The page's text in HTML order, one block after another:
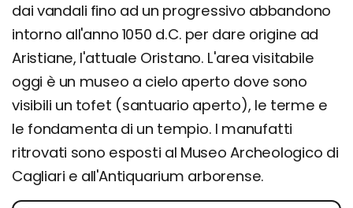
dai vandali fino ad un progressivo abbandono
intorno all'anno 1050 d.C. per dare origine ad
Aristiane, l'attuale Oristano. L'area visitabile
oggi è un museo a cielo aperto dove sono
visibili un tofet (santuario aperto), le terme e
le fondamenta di un tempio. I manufatti
ritrovati sono esposti al Museo Archeologico di
Cagliari e all'Antiquarium arborense.